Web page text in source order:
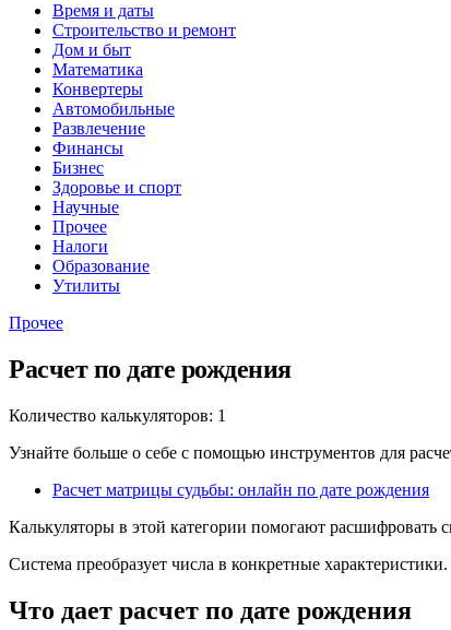
Время и даты
Строительство и ремонт
Дом и быт
Математика
Конвертеры
Автомобильные
Развлечение
Финансы
Бизнес
Здоровье и спорт
Научные
Прочее
Налоги
Образование
Утилиты
Прочее
Расчет по дате рождения
Количество калькуляторов: 1
Узнайте больше о себе с помощью инструментов для
Расчет матрицы судьбы: онлайн по дате рождения
Калькуляторы в этой категории помогают
Система преобразует числа в конкретные
Что дает расчет по дате рождения